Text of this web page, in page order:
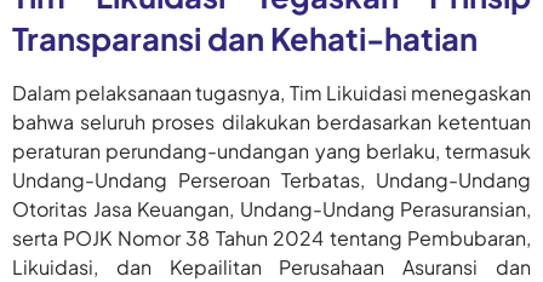
Transparansi dan Kehati-hatian
Dalam pelaksanaan tugasnya, Tim Likuidasi menegaskan
bahwa seluruh proses dilakukan berdasarkan ketentuan
peraturan perundang-undangan yang berlaku, termasuk
Undang-Undang Perseroan Terbatas, Undang-Undang
Otoritas Jasa Keuangan, Undang-Undang Perasuransian,
serta POJK Nomor 38 Tahun 2024 tentang Pembubaran,
Likuidasi, dan Kepailitan Perusahaan Asuransi dan